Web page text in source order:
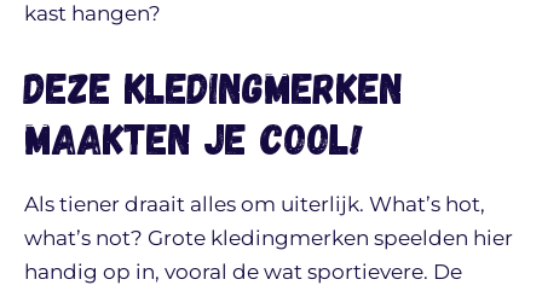
kast hangen?
Deze kledingmerken
maakten je cool!
Als tiener draait alles om uiterlijk. What’s hot,
what’s not? Grote kledingmerken speelden hier
handig op in, vooral de wat sportievere. De